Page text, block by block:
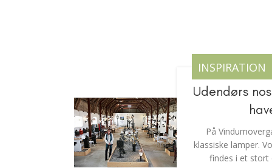
INSPIRATION
Udendørs
På
klassiske lamper.
findes i et stort